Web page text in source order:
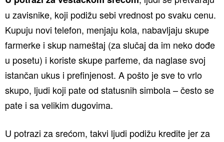
u zavisnike, koji podižu sebi vrednost po svaku cenu.
Kupuju novi telefon, menjaju kola, nabavljaju skupe
farmerke i skup nameštaj (za slučaj da im neko dođe
u posetu) i koriste skupe parfeme, da naglase svoj
istančan ukus i prefinjenost. A pošto je sve to vrlo
skupo, ljudi koji pate od statusnih simbola – često se
pate i sa velikim dugovima.
U potrazi za srećom, takvi ljudi podižu kredite jer za